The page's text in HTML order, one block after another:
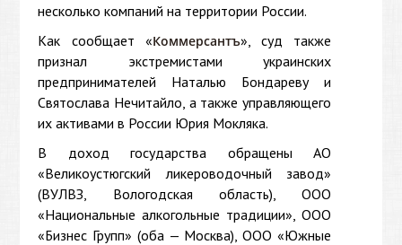
несколько компаний на территории России.
Как сообщает «Коммерсантъ», суд также
признал экстремистами украинских
предпринимателей Наталью Бондареву и
Святослава Нечитайло, а также управляющего
их активами в России Юрия Мокляка.
В доход государства обращены АО
«Великоустюгский ликероводочный завод»
(ВУЛВЗ, Вологодская область), ООО
«Национальные алкогольные традиции», ООО
«Бизнес Групп» (оба — Москва), ООО «Южные